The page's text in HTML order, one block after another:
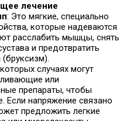
лечение
: Это мягкие, специально
которые надеваются
расслабить мышцы, снять
и предотвратить
случаях могут
или
препараты, чтобы
Если напряжение связано
предложить легкие